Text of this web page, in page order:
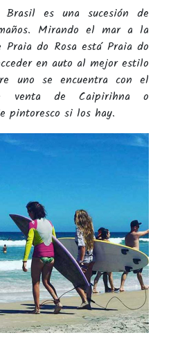
es una sucesión de
Mirando el mar a la
do Rosa está Praia do
en auto al mejor estilo
uno se encuentra con el
venta de Caipirihna o
pintoresco si los hay.